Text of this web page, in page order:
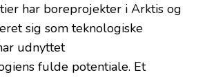
har boreprojekter i Arktis og
sig som teknologiske
udnyttet
fulde potentiale. Et